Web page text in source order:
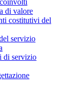
di valore
costitutivi del
servizio
di servizio